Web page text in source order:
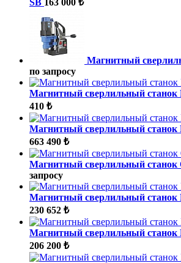
Магнитный
по запросу
Магнитный сверлильный станок
410 ₺
Магнитный сверлильный станок
663 490 ₺
Магнитный сверлильный станок
запросу
Магнитный сверлильный станок
230 652 ₺
Магнитный сверлильный станок
206 200 ₺